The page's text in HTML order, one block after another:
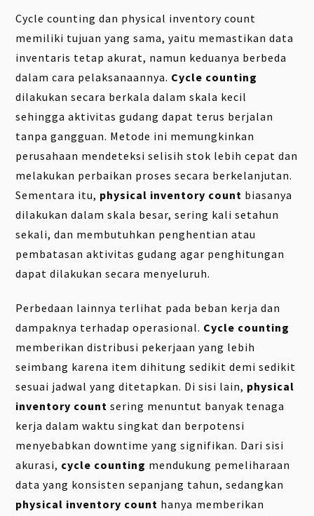
Cycle counting dan physical inventory count
memiliki tujuan yang sama, yaitu memastikan data
inventaris tetap akurat, namun keduanya berbeda
dalam cara pelaksanaannya. Cycle counting
dilakukan secara berkala dalam skala kecil
sehingga aktivitas gudang dapat terus berjalan
tanpa gangguan. Metode ini memungkinkan
perusahaan mendeteksi selisih stok lebih cepat dan
melakukan perbaikan proses secara berkelanjutan.
Sementara itu, physical inventory count biasanya
dilakukan dalam skala besar, sering kali setahun
sekali, dan membutuhkan penghentian atau
pembatasan aktivitas gudang agar penghitungan
dapat dilakukan secara menyeluruh.
Perbedaan lainnya terlihat pada beban kerja dan
dampaknya terhadap operasional. Cycle counting
memberikan distribusi pekerjaan yang lebih
seimbang karena item dihitung sedikit demi sedikit
sesuai jadwal yang ditetapkan. Di sisi lain, physical
inventory count sering menuntut banyak tenaga
kerja dalam waktu singkat dan berpotensi
menyebabkan downtime yang signifikan. Dari sisi
akurasi, cycle counting mendukung pemeliharaan
data yang konsisten sepanjang tahun, sedangkan
physical inventory count hanya memberikan